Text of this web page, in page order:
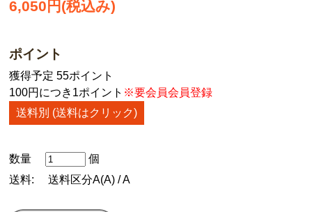
6,050円(税込み)
ポイント
獲得予定 55ポイント
100円につき1ポイント ※要会員会員登録
送料別 (送料はクリック)
数量
個
送料:
送料区分A(A) / A